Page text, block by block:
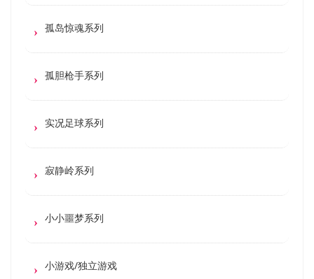
孤岛惊魂系列
孤胆枪手系列
实况足球系列
寂静岭系列
小小噩梦系列
小游戏/独立游戏